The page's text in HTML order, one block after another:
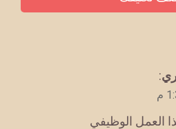
:
العمل الوظيفي